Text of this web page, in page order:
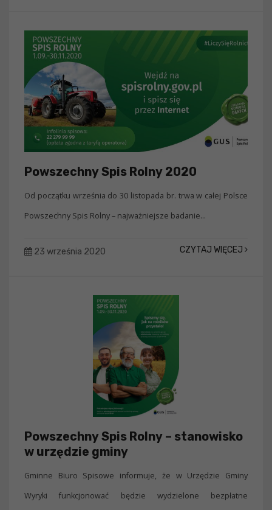
Powszechny Spis Rolny 2020
Od początku września do 30 listopada br. trwa w całej Polsce
Powszechny Spis Rolny – najważniejsze badanie...
23 września 2020 CZYTAJ WIĘCEJ
Powszechny Spis Rolny – stanowisko
w urzędzie gminy
Gminne Biuro Spisowe informuje, że w Urzędzie Gminy
Wyryki funkcjonować będzie wydzielone bezpłatne